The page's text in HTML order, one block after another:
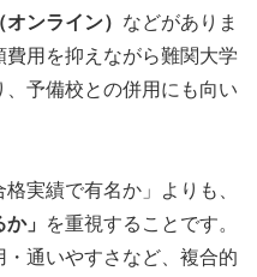
ンライン） などがありま
用を抑えながら難関大学
予備校との併用にも向い
実績で有名か」よりも、
」
を重視することです。
通いやすさなど、複合的